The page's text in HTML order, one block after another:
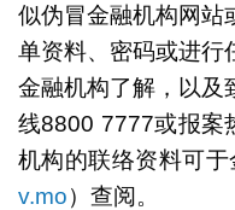
似伪冒金融机构网站
单资料、密码或进行
金融机构了解，以及
线8800 7777或报案
机构的联络资料可
v.mo）查阅。